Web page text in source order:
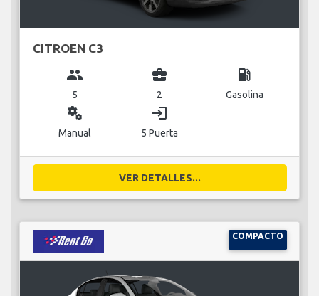
CITROEN C3
group
5
business_center
2
local_gas_station
Gasolina
miscellaneous_services
Manual
login
5 Puerta
VER DETALLES...
COMPACTO